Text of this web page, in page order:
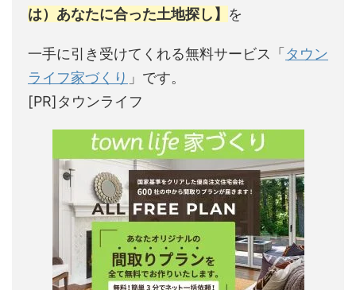
は）あなたに合った土地探し】 を
一手に引き受けてくれる無料サービス「 タウン
ライフ家づくり 」です。
[PR]タウンライフ